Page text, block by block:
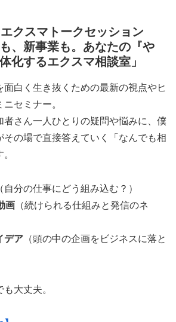
クスマトークセッション
、新事業も。あなたの『や
化するエクスマ相談室」
白く生き抜くための最新の視点やヒ
セミナー。
者さん一人ひとりの疑問や悩みに、僕
の場で直接答えていく「なんでも相
（自分の仕事にどう組み込む？）
画 （続けられる仕組みと発信のネ
デア （頭の中の企画をビジネスに落と
大丈夫。